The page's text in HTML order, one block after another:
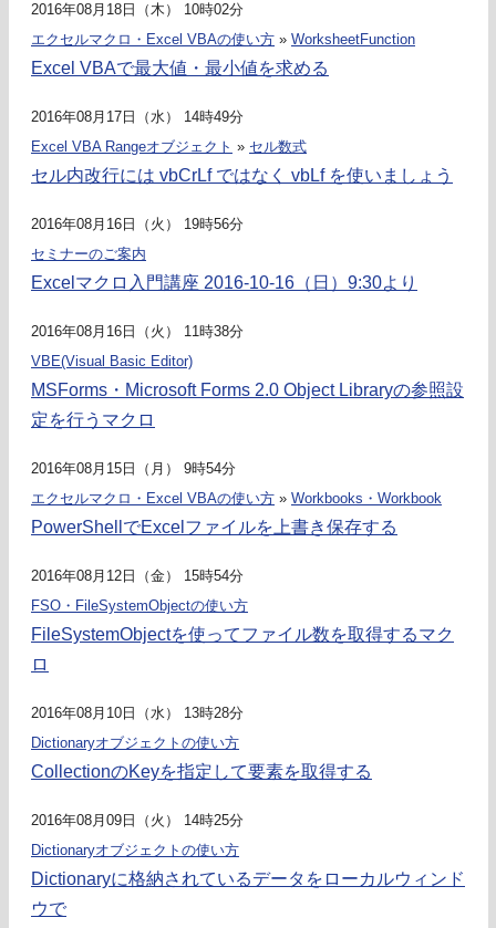
2016年08月18日（木） 10時02分
エクセルマクロ・Excel VBAの使い方 » WorksheetFunction
Excel VBAで最大値・最小値を求める
2016年08月17日（水） 14時49分
Excel VBA Rangeオブジェクト » セル数式
セル内改行には vbCrLf ではなく vbLf を使いましょう
2016年08月16日（火） 19時56分
セミナーのご案内
Excelマクロ入門講座 2016-10-16（日）9:30より
2016年08月16日（火） 11時38分
VBE(Visual Basic Editor)
MSForms・Microsoft Forms 2.0 Object Libraryの参照設
定を行うマクロ
2016年08月15日（月） 9時54分
エクセルマクロ・Excel VBAの使い方 » Workbooks・Workbook
PowerShellでExcelファイルを上書き保存する
2016年08月12日（金） 15時54分
FSO・FileSystemObjectの使い方
FileSystemObjectを使ってファイル数を取得するマク
ロ
2016年08月10日（水） 13時28分
Dictionaryオブジェクトの使い方
CollectionのKeyを指定して要素を取得する
2016年08月09日（火） 14時25分
Dictionaryオブジェクトの使い方
Dictionaryに格納されているデータをローカルウィンド
ウで